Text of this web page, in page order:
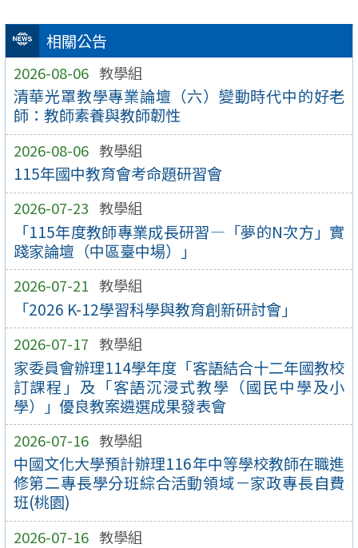
相關公告
2026-08-06 教學組
清華光罩教學專業論壇（六）變動時代中的好老
師：教師素養與教師韌性
2026-08-06 教學組
115年國中教育會考命題研習會
2026-07-23 教學組
「115年度教師專業成長研習—「夢的N次方」實
踐家論壇（中區臺中場）」
2026-07-21 教學組
「2026 K-12學習科學與教育創新研討會」
2026-07-17 教學組
家委員會辦理114學年度「客語結合十二年國教校
訂課程」及「客語沉浸式教學（國民中學及小
學）」優良教案遴選成果發表會
2026-07-16 教學組
中國文化大學預計辦理116年中等學校教師在職進
修第二專長學分班綜合活動領域－家政專長自費
班(桃園)
2026-07-16 教學組